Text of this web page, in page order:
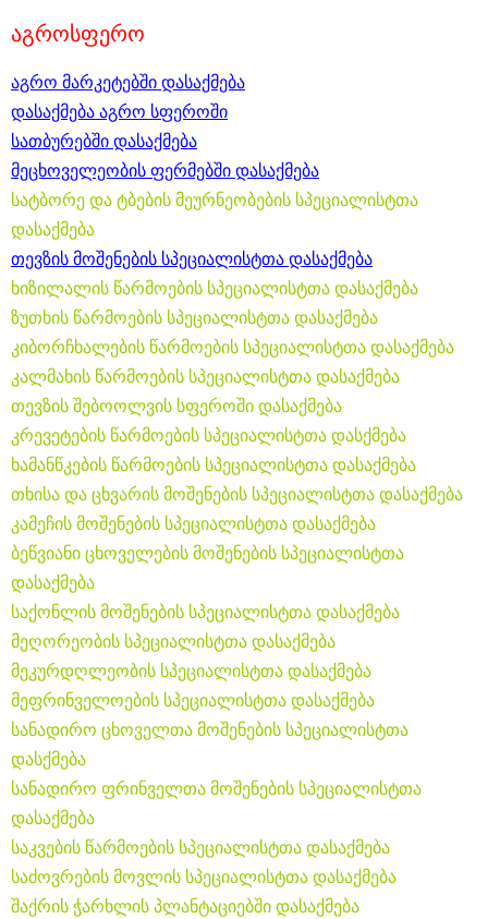
აგროსფერო
აგრო მარკეტებში დასაქმება
დასაქმება აგრო სფეროში
სათბურებში დასაქმება
მეცხოველეობის ფერმებში დასაქმება
სატბორე და ტბების მეურნეობების სპეციალისტთა
დასაქმება
თევზის მოშენების სპეციალისტთა დასაქმება
ხიზილალის წარმოების სპეციალისტთა დასაქმება
ზუთხის წარმოების სპეციალისტთა დასაქმება
კიბორჩხალების წარმოების სპეციალისტთა დასაქმება
კალმახის წარმოების სპეციალისტთა დასაქმება
თევზის შებოოლვის სფეროში დასაქმება
კრევეტების წარმოების სპეციალისტთა დასქმება
ხამანწკების წარმოების სპეციალისტთა დასაქმება
თხისა და ცხვარის მოშენების სპეციალისტთა დასაქმება
კამეჩის მოშენების სპეციალისტთა დასაქმება
ბეწვიანი ცხოველების მოშენების სპეციალისტთა
დასაქმება
საქონლის მოშენების სპეციალისტთა დასაქმება
მეღორეობის სპეციალისტთა დასაქმება
მეკურდღლეობის სპეციალისტთა დასაქმება
მეფრინველოების სპეციალისტთა დასაქმება
სანადირო ცხოველთა მოშენების სპეციალისტთა
დასქმება
სანადირო ფრინველთა მოშენების სპეციალისტთა
დასაქმება
საკვების წარმოების სპეციალისტთა დასაქმება
საძოვრების მოვლის სპეციალისტთა დასაქმება
შაქრის ჭარხლის პლანტაციებში დასაქმება